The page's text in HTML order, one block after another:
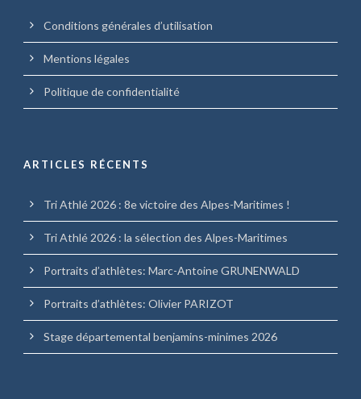
Conditions générales d’utilisation
Mentions légales
Politique de confidentialité
ARTICLES RÉCENTS
Tri Athlé 2026 : 8e victoire des Alpes-Maritimes !
Tri Athlé 2026 : la sélection des Alpes-Maritimes
Portraits d’athlètes: Marc-Antoine GRUNENWALD
Portraits d’athlètes: Olivier PARIZOT
Stage départemental benjamins-minimes 2026